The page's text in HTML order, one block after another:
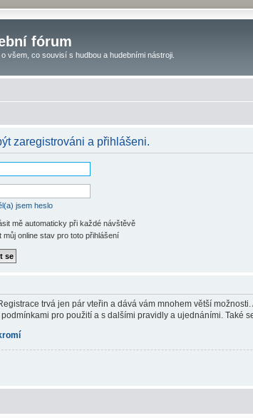
fórum
všem, co souvisí s hudbou a hudebními nástroji.
zaregistrováni a přihlášeni.
jsem heslo
mě automaticky při každé návštěvě
můj online stav pro toto přihlášení
trvá jen pár vteřin a dává vám mnohem větší
pro použití a s dalšími pravidly a ujednáními. Také